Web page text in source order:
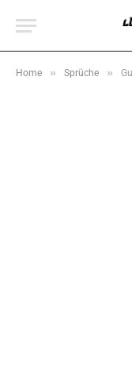
Home » Sprüche »